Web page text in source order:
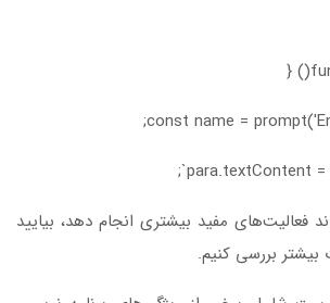
فعالیت‌های مفید بیشتری انجام دهد، بیایید
بیشتر بررسی کنیم.